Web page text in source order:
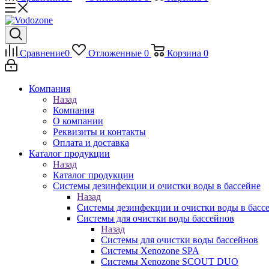
Сравнение0 Отложенные 0 Корзина 0
Компания
Назад
Компания
О компании
Реквизиты и контакты
Оплата и доставка
Каталог продукции
Назад
Каталог продукции
Системы дезинфекции и очистки воды в бассейне
Назад
Системы дезинфекции и очистки воды в
Системы для очистки воды бассейнов
Назад
Системы для очистки воды бассейнов
Системы Xenozone SPA
Системы Xenozone SCOUT DUO